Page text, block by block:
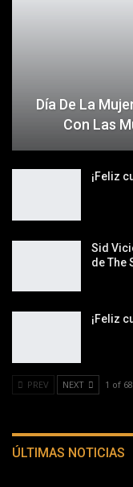
Día De La
Con Las
¡Feliz
Sid
de The
¡Feliz
PREV NEXT 1 of
ÚLTIMAS NOTICIAS